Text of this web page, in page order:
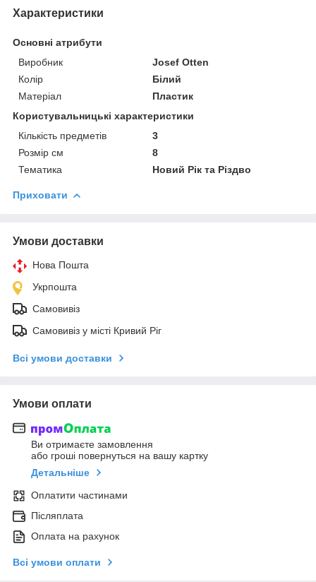
Характеристики
Основні атрибути
Виробник
Josef Otten
Колір
Білий
Матеріал
Пластик
Користувальницькі характеристики
Кількість предметів
3
Розмір см
8
Тематика
Новий Рік та Різдво
Приховати
Умови доставки
Нова Пошта
Укрпошта
Самовивіз
Самовивіз у місті Кривий Ріг
Всі умови доставки
Умови оплати
Ви отримаєте замовлення
або гроші повернуться на вашу картку
Детальніше
Оплатити частинами
Післяплата
Оплата на рахунок
Всі умови оплати